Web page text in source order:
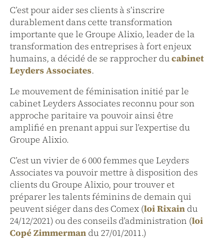
C’est pour aider ses clients à s’inscrire
durablement dans cette transformation
importante que le Groupe Alixio, leader de la
transformation des entreprises à fort enjeux
humains, a décidé de se rapprocher ducabinet
Leyders Associates.
Le mouvement de féminisation initié par le
cabinet Leyders Associates reconnu pour son
approche paritaire va pouvoir ainsi être
amplifié en prenant appui sur l’expertise du
Groupe Alixio.
C’est un vivier de 6 000 femmes que Leyders
Associates va pouvoir mettre à disposition des
clients du Groupe Alixio, pour trouver et
préparer les talents féminins de demain qui
peuvent siéger dans des Comex (loi Rixain du
24/12/2021) ou des conseils d’administration (loi
Copé Zimmerman du 27/01/2011.)